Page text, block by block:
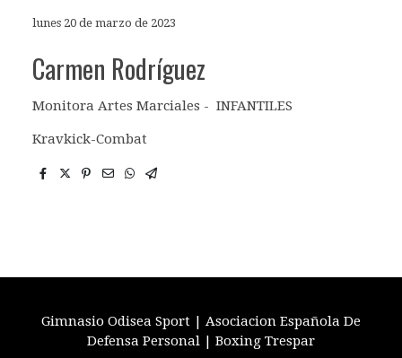
lunes 20 de marzo de 2023
Carmen Rodríguez
Monitora Artes Marciales - INFANTILES
Kravkick-Combat
Gimnasio Odisea Sport | Asociacion Española De
Defensa Personal | Boxing Trespar